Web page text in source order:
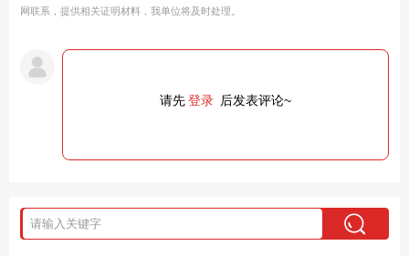
网联系，提供相关证明材料，我单位将及时处理。
请先登录 后发表评论~